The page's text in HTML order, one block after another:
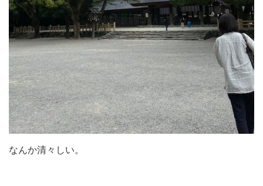
なんか清々しい。